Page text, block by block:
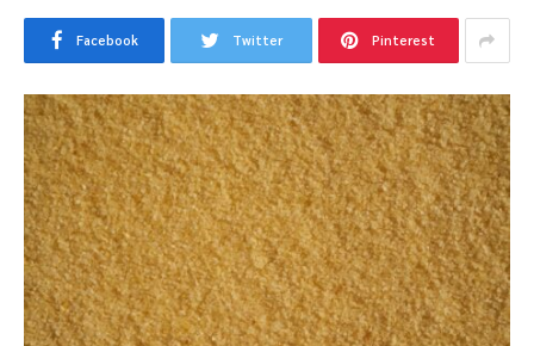
Facebook Twitter Pinterest